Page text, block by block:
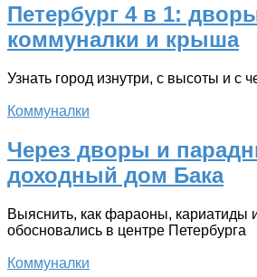
Петербург 4 в 1:
коммуналки и крыша
Узнать город изнутри, с высоты и с
Коммуналки
Через дворы и
доходный дом Бака
Выяснить, как фараоны, кариатиды
обосновались в центре Петербурга
Коммуналки